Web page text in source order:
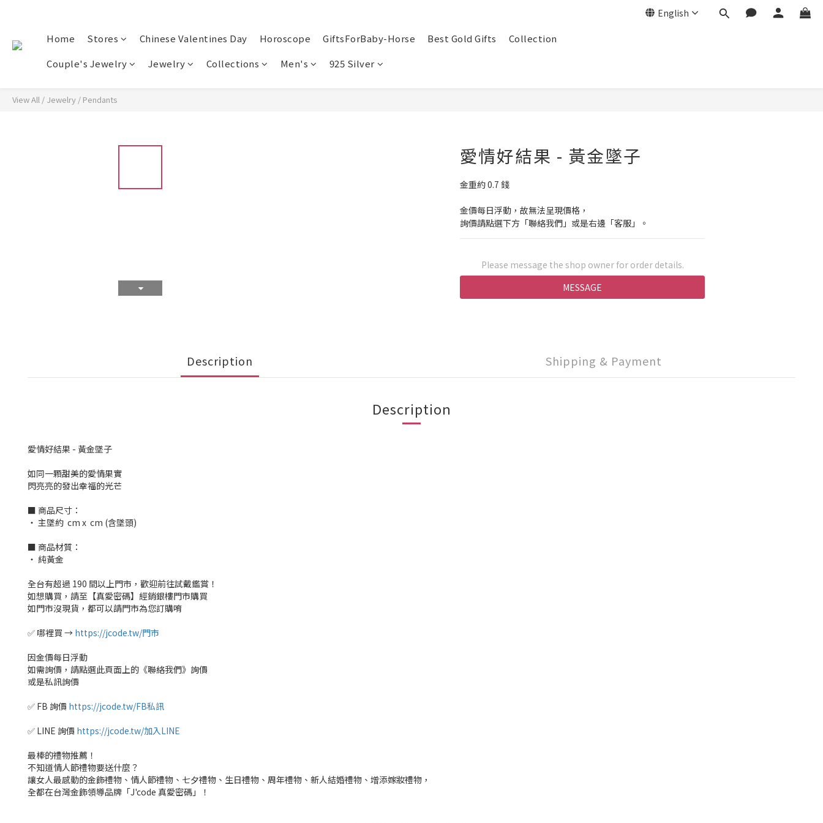
English
Home Stores Chinese Valentines Day Horoscope GiftsForBaby-Horse Best Gold Gifts
Collection
Couple's Jewelry
Jewelry Collections Men's 925 Silver
View All / Jewelry / Pendants
愛情好結果 - 黃金墜子
金重約 0.7 錢
金價每日浮動，故無法呈現價格，
詢價請點選下方「聯絡我們」或是右邊「客服」。
Please message the shop owner for order details.
MESSAGE
Description Shipping & Payment
Description
愛情好結果 - 黃金墜子
如同一顆甜美的愛情果實
閃亮亮的發出幸福的光芒
■ 商品尺寸：
‧ 主墜約 cm x cm (含墜頭)
■ 商品材質：
‧ 純黃金
全台有超過 190 間以上門市，歡迎前往試戴鑑賞！
如想購買，請至【真愛密碼】經銷銀樓門市購買
如門市沒現貨，都可以請門市為您訂購唷
✅ 哪裡買 → https://jcode.tw/門市
因金價每日浮動
如需詢價，請點選此頁面上的《聯絡我們》詢價
或是私訊詢價
✅ FB 詢價 https://jcode.tw/FB私訊
✅ LINE 詢價 https://jcode.tw/加入LINE
最棒的禮物推薦！
不知道情人節禮物要送什麼？
讓女人最感動的金飾禮物、情人節禮物、七夕禮物、生日禮物、周年禮物、新人結婚禮物、增添嫁妝禮物，
全都在台灣金飾領導品牌「J'code 真愛密碼」！